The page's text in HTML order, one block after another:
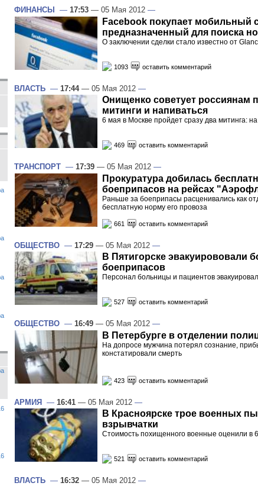
ФИНАНСЫ — 17:53 — 05 Мая 2012 —
Facebook покупает мобильный
предназначенный для поиска
О заключении сделки стало известно от
1093 оставить комментарий
ВЛАСТЬ — 17:44— 05 Мая 2012 —
Онищенко советует россиянам
митинги и напиваться
6 мая в Москве пройдет сразу два митинга:
469 оставить комментарий
ТРАНСПОРТ — 17:39 — 05 Мая 2012 —
Прокуратура добилась
боеприпасов на рейсах
Раньше за боеприпасы расценивались как
бесплатную норму его провоза
661 оставить комментарий
ОБЩЕСТВО — 17:29 — 05 Мая 2012 —
В Пятигорске эвакуирововали
боеприпасов
Персонал больницы и пациентов
527 оставить комментарий
ОБЩЕСТВО — 16:49 — 05 Мая 2012 —
В Петербурге в отделении
На допросе мужчина потерял сознание,
констатировали смерть
423 оставить комментарий
АРМИЯ — 16:41 — 05 Мая 2012 —
В Красноярске трое военных
взрывчатки
Стоимость похищенного военные оценили в
521 оставить комментарий
ВЛАСТЬ — 16:32 — 05 Мая 2012 —